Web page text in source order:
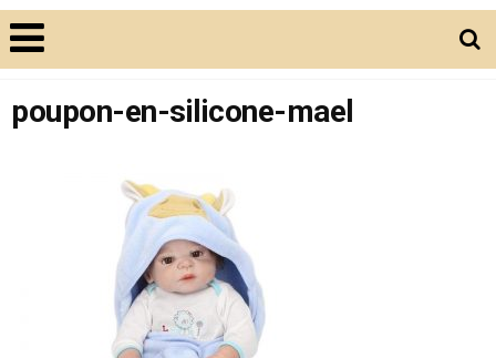
poupon-en-silicone-mael